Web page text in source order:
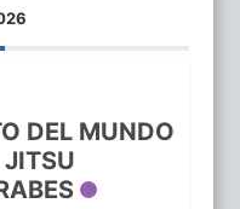
DEL MUNDO